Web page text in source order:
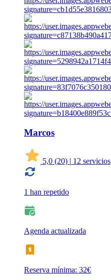
Marcos
5,0 (20) | 12 servicios
1 han repetido
Agenda actualizada
Reserva mínima: 32€